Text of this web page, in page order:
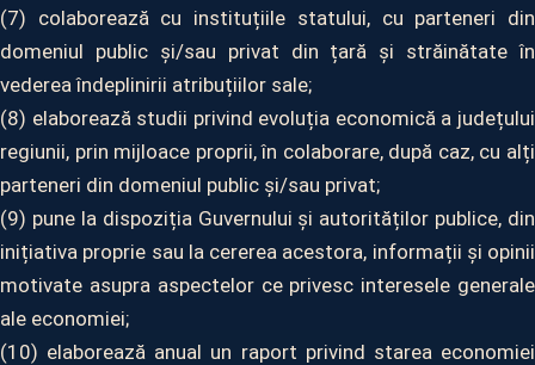
(7) colaborează cu instituțiile statului, cu parteneri din
domeniul public și/sau privat din țară și străinătate în
vederea îndeplinirii atribuțiilor sale;
(8) elaborează studii privind evoluția economică a județului
regiunii, prin mijloace proprii, în colaborare, după caz, cu alți
parteneri din domeniul public și/sau privat;
(9) pune la dispoziția Guvernului și autorităților publice, din
inițiativa proprie sau la cererea acestora, informații și opinii
motivate asupra aspectelor ce privesc interesele generale
ale economiei;
(10) elaborează anual un raport privind starea economiei